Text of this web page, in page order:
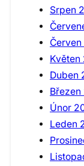
Srpen
Květen
Duben
Únor
Leden